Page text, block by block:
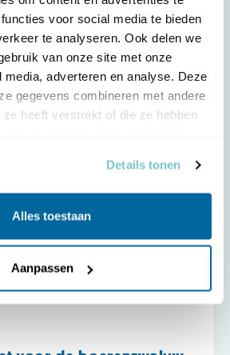
voor social media te bieden
te analyseren. Ook delen we
van onze site met onze
adverteren en analyse. Deze
gegevens combineren met andere
heeft verstrekt of die ze hebben
Details tonen
Alles toestaan
Aanpassen